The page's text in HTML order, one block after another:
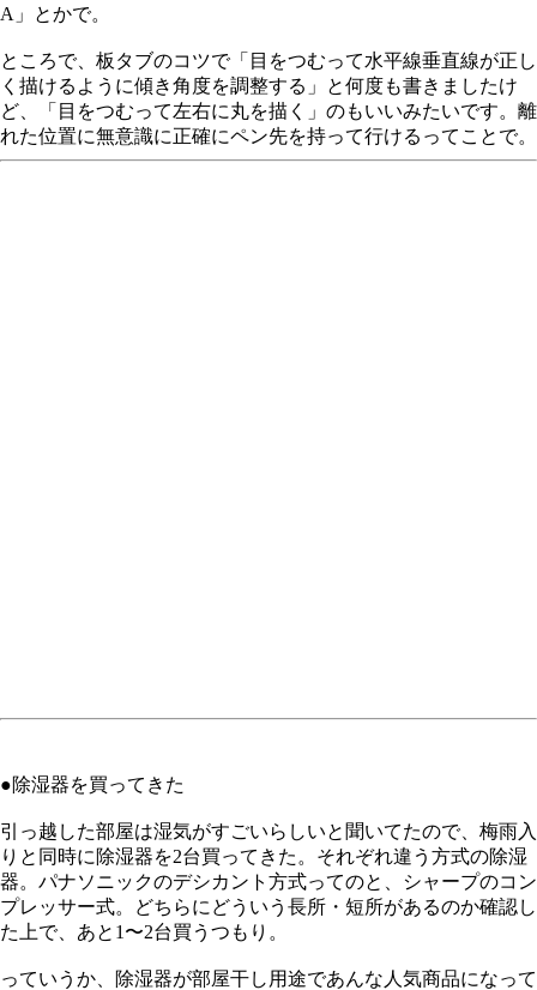
A」とかで。
ところで、板タブのコツで「目をつむって水平線垂直線が正し
く描けるように傾き角度を調整する」と何度も書きましたけ
ど、「目をつむって左右に丸を描く」のもいいみたいです。離
れた位置に無意識に正確にペン先を持って行けるってことで。
●除湿器を買ってきた
引っ越した部屋は湿気がすごいらしいと聞いてたので、梅雨入
りと同時に除湿器を2台買ってきた。それぞれ違う方式の除湿
器。パナソニックのデシカント方式ってのと、シャープのコン
プレッサー式。どちらにどういう長所・短所があるのか確認し
た上で、あと1〜2台買うつもり。
っていうか、除湿器が部屋干し用途であんな人気商品になって